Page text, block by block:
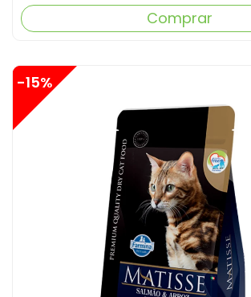
Comprar
-15%